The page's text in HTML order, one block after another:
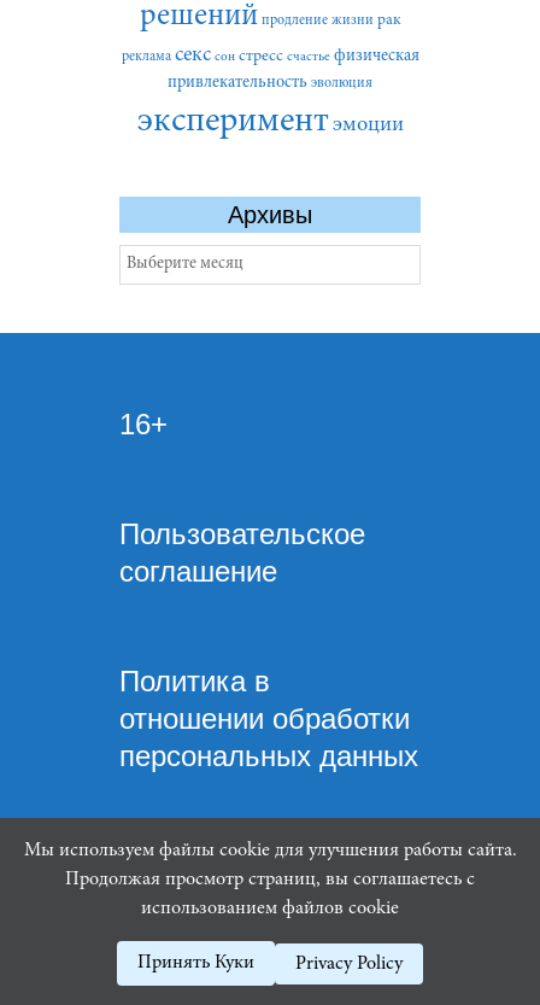
решений продление жизни рак
реклама секс сон стресс счастье физическая
привлекательность эволюция
экспериментэмоции
Архивы
Архивы
16+
Пользовательское
соглашение
Политика в
отношении обработки
персональных данных
Mindware Lab ©
Мы используем файлы cookie для улучшения работы сайта.
Продолжая просмотр страниц, вы соглашаетесь с
использованием файлов cookie
Принять Куки Privacy Policy